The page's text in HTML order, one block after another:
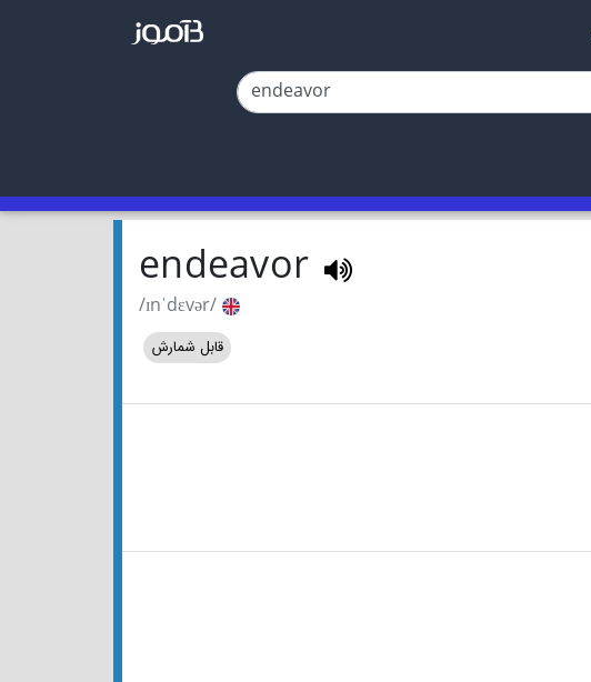
endeavor
/ɪnˈdɛvər/
قابل شمارش